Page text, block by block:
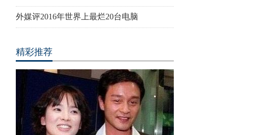
外媒评2016年世界上最烂20台电脑
精彩推荐